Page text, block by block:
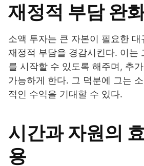
재정적 부담 완
소액 투자는 큰 자본이 필요한 대
재정적 부담을 경감시킨다. 이는
를 시작할 수 있도록 해주며, 추
가능하게 한다. 그 덕분에 그는
적인 수익을 기대할 수 있다.
시간과 자원의
용